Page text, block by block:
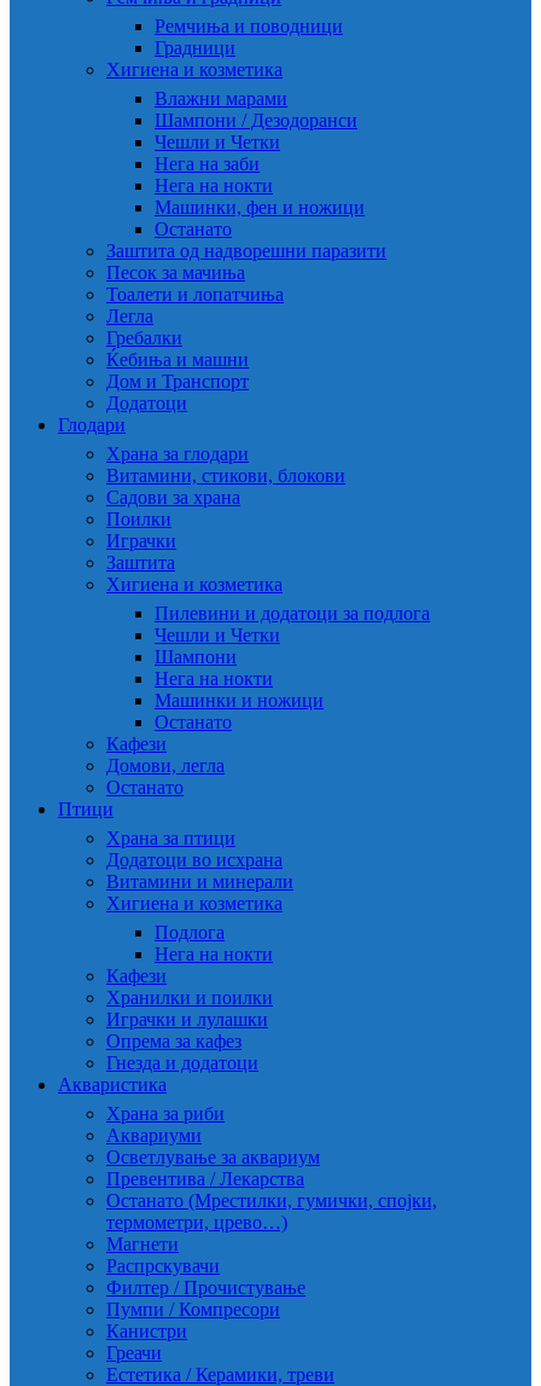
Ремчиња и поводници
Градници
Хигиена и козметика
Влажни марами
Шампони / Дезодоранси
Чешли и Четки
Нега на заби
Нега на нокти
Машинки, фен и ножици
Останато
Заштита од надворешни паразити
Песок за мачиња
Тоалети и лопатчиња
Легла
Гребалки
Ќебиња и машни
Дом и Транспорт
Додатоци
Глодари
Храна за глодари
Витамини, стикови, блокови
Садови за храна
Поилки
Играчки
Заштита
Хигиена и козметика
Пилевини и додатоци за подлога
Чешли и Четки
Шампони
Нега на нокти
Машинки и ножици
Останато
Кафези
Домови, легла
Останато
Птици
Храна за птици
Додатоци во исхрана
Витамини и минерали
Хигиена и козметика
Подлога
Нега на нокти
Кафези
Хранилки и поилки
Играчки и лулашки
Опрема за кафез
Гнезда и додатоци
Акваристика
Храна за риби
Аквариуми
Осветлување за аквариум
Превентива / Лекарства
Останато (Мрестилки, гумички, спојки,
термометри, црево…)
Магнети
Распрскувачи
Филтер / Прочистување
Пумпи / Компресори
Канистри
Греачи
Естетика / Керамики, треви